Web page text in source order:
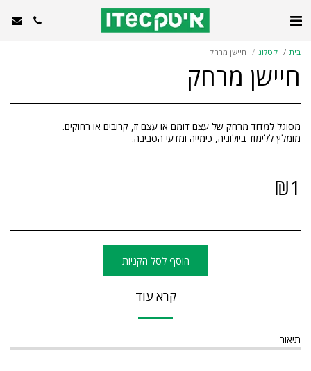
בית קטלוג חיישן מרחק
חיישן מרחק
מומלץ ללימוד ביולוגיה, כימייה ומדעי הסביבה.
₪1
הוסף לסל הקניות
קרא עוד
תיאור